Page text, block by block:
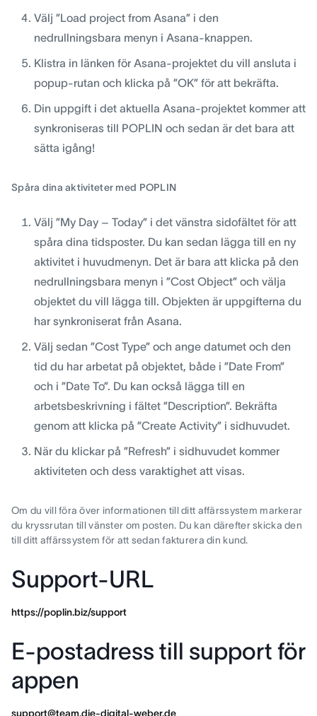
Välj ”Load project from Asana” i den
nedrullningsbara menyn i Asana-knappen.
Klistra in länken för Asana-projektet du vill ansluta i
popup-rutan och klicka på ”OK” för att bekräfta.
Din uppgift i det aktuella Asana-projektet kommer att
synkroniseras till POPLIN och sedan är det bara att
sätta igång!
Spåra dina aktiviteter med POPLIN
Välj ”My Day – Today” i det vänstra sidofältet för att
spåra dina tidsposter. Du kan sedan lägga till en ny
aktivitet i huvudmenyn. Det är bara att klicka på den
nedrullningsbara menyn i ”Cost Object” och välja
objektet du vill lägga till. Objekten är uppgifterna du
har synkroniserat från Asana.
Välj sedan ”Cost Type” och ange datumet och den
tid du har arbetat på objektet, både i ”Date From”
och i ”Date To”. Du kan också lägga till en
arbetsbeskrivning i fältet ”Description”. Bekräfta
genom att klicka på ”Create Activity” i sidhuvudet.
När du klickar på ”Refresh” i sidhuvudet kommer
aktiviteten och dess varaktighet att visas.
Om du vill föra över informationen till ditt affärssystem markerar
du kryssrutan till vänster om posten. Du kan därefter skicka den
till ditt affärssystem för att sedan fakturera din kund.
Support-URL
https://poplin.biz/support
E-postadress till support för
appen
support@team.die-digital-weber.de